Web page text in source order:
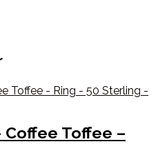
Coffee Toffee –